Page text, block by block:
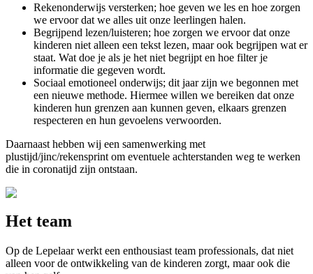
Rekenonderwijs versterken; hoe geven we les en hoe zorgen
we ervoor dat we alles uit onze leerlingen halen.
Begrijpend lezen/luisteren; hoe zorgen we ervoor dat onze
kinderen niet alleen een tekst lezen, maar ook begrijpen wat er
staat. Wat doe je als je het niet begrijpt en hoe filter je
informatie die gegeven wordt.
Sociaal emotioneel onderwijs; dit jaar zijn we begonnen met
een nieuwe methode. Hiermee willen we bereiken dat onze
kinderen hun grenzen aan kunnen geven, elkaars grenzen
respecteren en hun gevoelens verwoorden.
Daarnaast hebben wij een samenwerking met
plustijd/jinc/rekensprint om eventuele achterstanden weg te werken
die in coronatijd zijn ontstaan.
Het team
Op de Lepelaar werkt een enthousiast team professionals, dat niet
alleen voor de ontwikkeling van de kinderen zorgt, maar ook die